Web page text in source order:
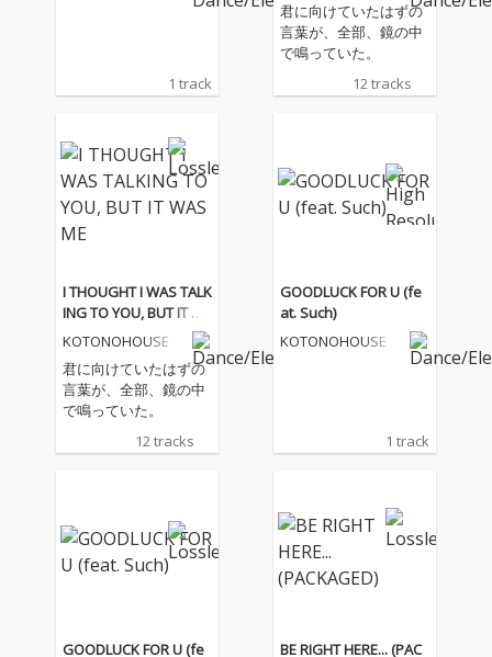
1 track
君に向けていたはずの
言葉が、全部、鏡の中
で鳴っていた。
12 tracks
I THOUGHT I WAS TALK
ING TO YOU, BUT IT W
AS ME
KOTONOHOUSE
君に向けていたはずの
言葉が、全部、鏡の中
で鳴っていた。
12 tracks
GOODLUCK FOR U (fe
at. Such)
KOTONOHOUSE
1 track
GOODLUCK FOR U (fe
BE RIGHT HERE... (PAC